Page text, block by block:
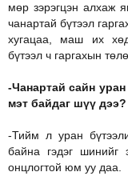
мөр зэрэгцэн алхаж
чанартай бүтээл
хугацаа, маш их
бүтээл ч гаргахын
-Чанартай сайн
мэт байдаг шүү дээ?
-Тийм л уран
байна гэдэг шинийг
онцлогтой юм уу даа.